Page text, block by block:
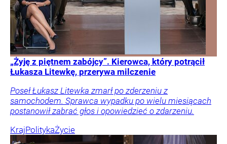
„Żyję z piętnem zabójcy”. Kierowca, który potrącił
Łukasza Litewkę, przerywa milczenie
Poseł Łukasz Litewka zmarł po zderzeniu z
samochodem. Sprawca wypadku po wielu miesiącach
postanowił zabrać głos i opowiedzieć o zdarzeniu.
KrajPolitykaŻycie